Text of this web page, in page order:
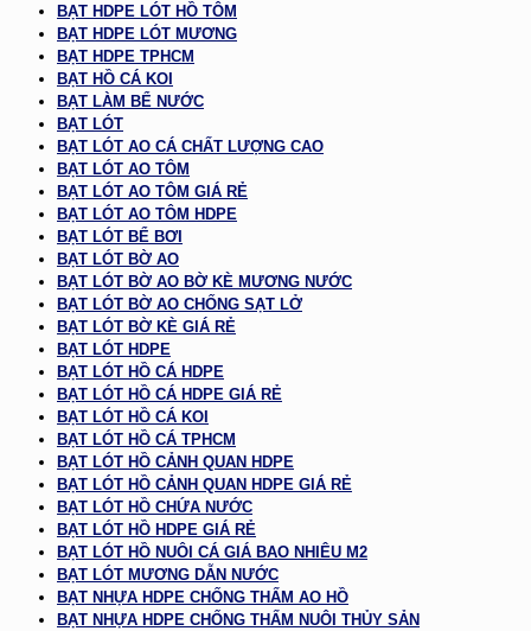
BẠT HDPE LÓT HỒ TÔM
BẠT HDPE LÓT MƯƠNG
BẠT HDPE TPHCM
BẠT HỒ CÁ KOI
BẠT LÀM BỂ NƯỚC
BẠT LÓT
BẠT LÓT AO CÁ CHẤT LƯỢNG CAO
BẠT LÓT AO TÔM
BẠT LÓT AO TÔM GIÁ RẺ
BẠT LÓT AO TÔM HDPE
BẠT LÓT BỂ BƠI
BẠT LÓT BỜ AO
BẠT LÓT BỜ AO BỜ KÈ MƯƠNG NƯỚC
BẠT LÓT BỜ AO CHỐNG SẠT LỞ
BẠT LÓT BỜ KÈ GIÁ RẺ
BẠT LÓT HDPE
BẠT LÓT HỒ CÁ HDPE
BẠT LÓT HỒ CÁ HDPE GIÁ RẺ
BẠT LÓT HỒ CÁ KOI
BẠT LÓT HỒ CÁ TPHCM
BẠT LÓT HỒ CẢNH QUAN HDPE
BẠT LÓT HỒ CẢNH QUAN HDPE GIÁ RẺ
BẠT LÓT HỒ CHỨA NƯỚC
BẠT LÓT HỒ HDPE GIÁ RẺ
BẠT LÓT HỒ NUÔI CÁ GIÁ BAO NHIÊU M2
BẠT LÓT MƯƠNG DẪN NƯỚC
BẠT NHỰA HDPE CHỐNG THẤM AO HỒ
BẠT NHỰA HDPE CHỐNG THẤM NUÔI THỦY SẢN